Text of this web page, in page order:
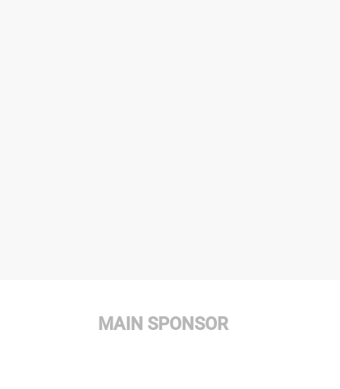
MAIN SPONSOR